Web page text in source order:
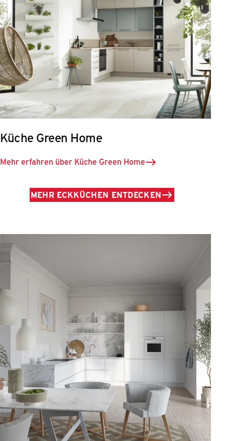
Küche Green Home
Mehr erfahren über Küche Green Home
MEHR ECKKÜCHEN ENTDECKEN